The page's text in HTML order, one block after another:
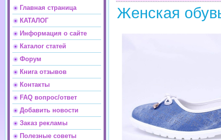
Главная страница
КАТАЛОГ
Информация о сайте
Каталог статей
Форум
Книга отзывов
Контакты
FAQ вопрос/ответ
Добавить новости
Заказ рекламы
Полезные советы
Женская